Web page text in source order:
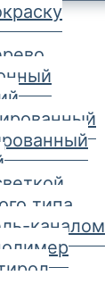
типа
каналом